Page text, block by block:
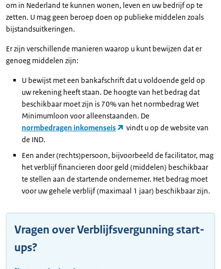
om in Nederland te kunnen wonen, leven en uw bedrijf op te
zetten. U mag geen beroep doen op publieke middelen zoals
bijstandsuitkeringen.
Er zijn verschillende manieren waarop u kunt bewijzen dat er
genoeg middelen zijn:
U bewijst met een bankafschrift dat u voldoende geld op
uw rekening heeft staan. De hoogte van het bedrag dat
beschikbaar moet zijn is 70% van het normbedrag Wet
Minimumloon voor alleenstaanden. De
normbedragen inkomenseis
vindt u op de website van
de IND.
Een ander (rechts)persoon, bijvoorbeeld de facilitator, mag
het verblijf financieren door geld (middelen) beschikbaar
te stellen aan de startende ondernemer. Het bedrag moet
voor uw gehele verblijf (maximaal 1 jaar) beschikbaar zijn.
Vragen over Verblijfsvergunning start-
ups?